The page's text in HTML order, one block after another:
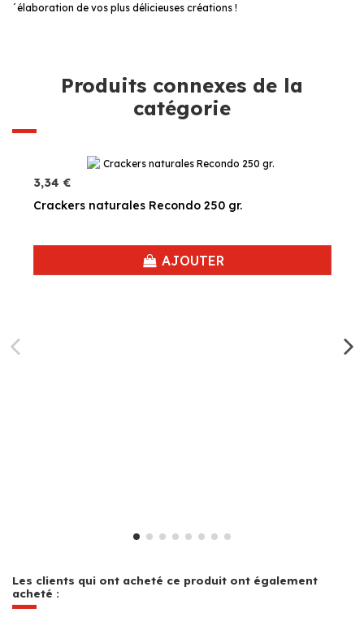
´élaboration de vos plus délicieuses créations !
Produits connexes de la
catégorie
3,34 €
Crackers naturales Recondo 250 gr.
AJOUTER
Les clients qui ont acheté ce produit ont également
acheté :